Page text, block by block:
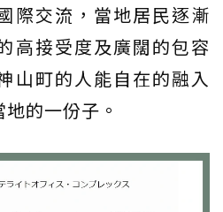
際交流，當地居民逐漸
高接受度及廣闊的包容
山町的人能自在的融入
的一份子。